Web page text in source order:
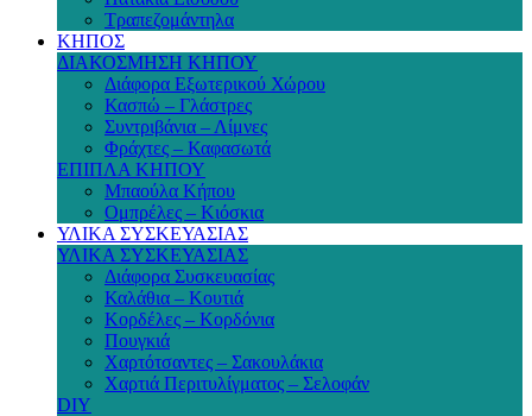
Τραπεζομάντηλα
ΚΗΠΟΣ
ΔΙΑΚΟΣΜΗΣΗ ΚΗΠΟΥ
Διάφορα Εξωτερικού Χώρου
Κασπώ – Γλάστρες
Συντριβάνια – Λίμνες
Φράχτες – Καφασωτά
ΕΠΙΠΛΑ ΚΗΠΟΥ
Μπαούλα Κήπου
Ομπρέλες – Κιόσκια
ΥΛΙΚΑ ΣΥΣΚΕΥΑΣΙΑΣ
ΥΛΙΚΑ ΣΥΣΚΕΥΑΣΙΑΣ
Διάφορα Συσκευασίας
Καλάθια – Κουτιά
Κορδέλες – Κορδόνια
Πουγκιά
Χαρτότσαντες – Σακουλάκια
Χαρτιά Περιτυλίγματος – Σελοφάν
DIY